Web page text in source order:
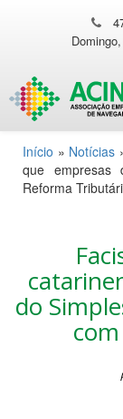
Início » Notícias
que empresas
Reforma
do